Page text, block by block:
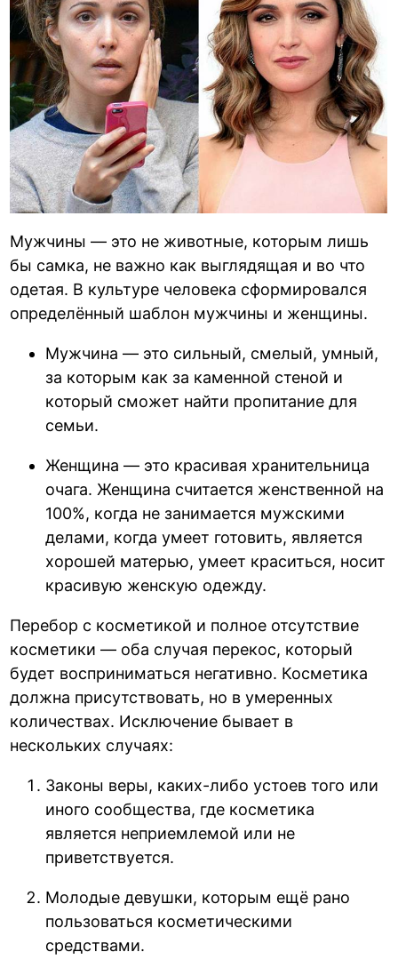
Мужчины — это не животные, которым лишь
бы самка, не важно как выглядящая и во что
одетая. В культуре человека сформировался
определённый шаблон мужчины и женщины.
Мужчина — это сильный, смелый, умный,
за которым как за каменной стеной и
который сможет найти пропитание для
семьи.
Женщина — это красивая хранительница
очага. Женщина считается женственной на
100%, когда не занимается мужскими
делами, когда умеет готовить, является
хорошей матерью, умеет краситься, носит
красивую женскую одежду.
Перебор с косметикой и полное отсутствие
косметики — оба случая перекос, который
будет восприниматься негативно. Косметика
должна присутствовать, но в умеренных
количествах. Исключение бывает в
нескольких случаях:
Законы веры, каких-либо устоев того или
иного сообщества, где косметика
является неприемлемой или не
приветствуется.
Молодые девушки, которым ещё рано
пользоваться косметическими
средствами.